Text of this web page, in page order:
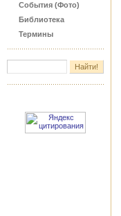
События (Фото)
Библиотека
Термины